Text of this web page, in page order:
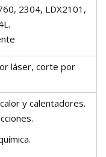
2304, LDX2101,
láser, corte por
y calentadores.